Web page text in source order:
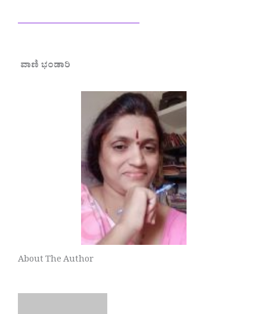
————————–
ವಾಣಿ ಭಂಡಾರಿ
About The Author